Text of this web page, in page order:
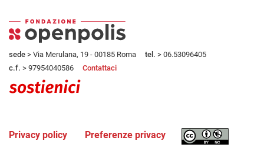
sede > Via Merulana, 19 - 00185 Roma tel. > 06.53096405
c.f. > 97954040586 Contattaci
Privacy policy Preferenze privacy